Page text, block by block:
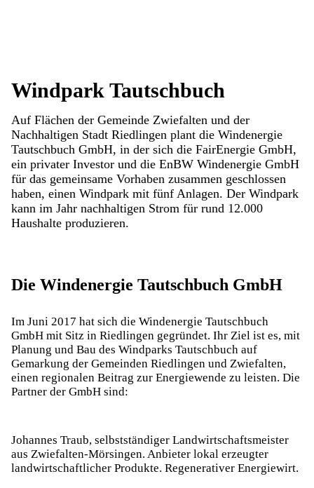
Windpark Tautschbuch
Auf Flächen der Gemeinde Zwiefalten und der
Nachhaltigen Stadt Riedlingen plant die Windenergie
Tautschbuch GmbH, in der sich die FairEnergie GmbH,
ein privater Investor und die EnBW Windenergie GmbH
für das gemeinsame Vorhaben zusammen geschlossen
haben, einen Windpark mit fünf Anlagen. Der Windpark
kann im Jahr nachhaltigen Strom für rund 12.000
Haushalte produzieren.
Die Windenergie Tautschbuch GmbH
Im Juni 2017 hat sich die Windenergie Tautschbuch
GmbH mit Sitz in Riedlingen gegründet. Ihr Ziel ist es, mit
Planung und Bau des Windparks Tautschbuch auf
Gemarkung der Gemeinden Riedlingen und Zwiefalten,
einen regionalen Beitrag zur Energiewende zu leisten. Die
Partner der GmbH sind:
Johannes Traub, selbstständiger Landwirtschaftsmeister
aus Zwiefalten-Mörsingen. Anbieter lokal erzeugter
landwirtschaftlicher Produkte. Regenerativer Energiewirt.